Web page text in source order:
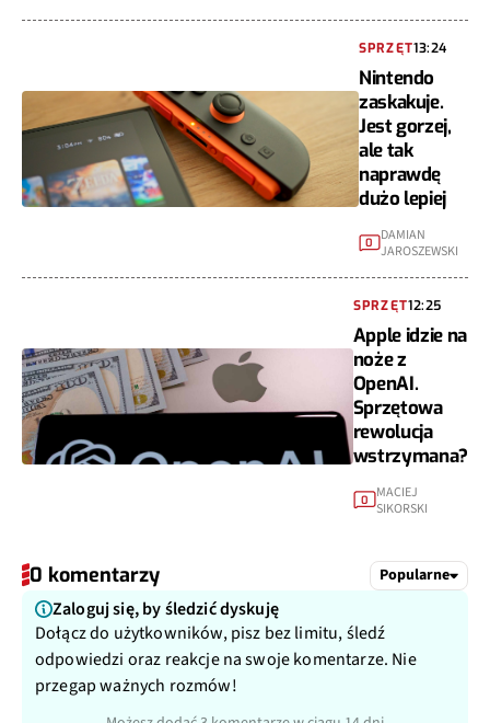
SPRZĘT13:24
Nintendo
zaskakuje.
Jest gorzej,
ale tak
naprawdę
dużo lepiej
0
DAMIAN
JAROSZEWSKI
SPRZĘT12:25
Apple idzie na
noże z
OpenAI.
Sprzętowa
rewolucja
wstrzymana?
0
MACIEJ
SIKORSKI
0 komentarzy Popularne
Zaloguj się, by śledzić dyskuję
Dołącz do użytkowników, pisz bez limitu, śledź
odpowiedzi oraz reakcje na swoje komentarze. Nie
przegap ważnych rozmów!